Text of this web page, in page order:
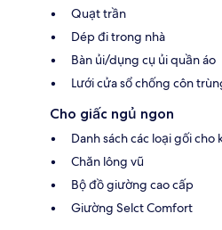
Quạt trần
Dép đi trong nhà
Bàn ủi/dụng cụ ủi quần áo
Lưới cửa sổ chống côn
Cho giấc ngủ ngon
Danh sách các loại gối cho
Chăn lông vũ
Bộ đồ giường cao cấp
Giường Selct Comfort